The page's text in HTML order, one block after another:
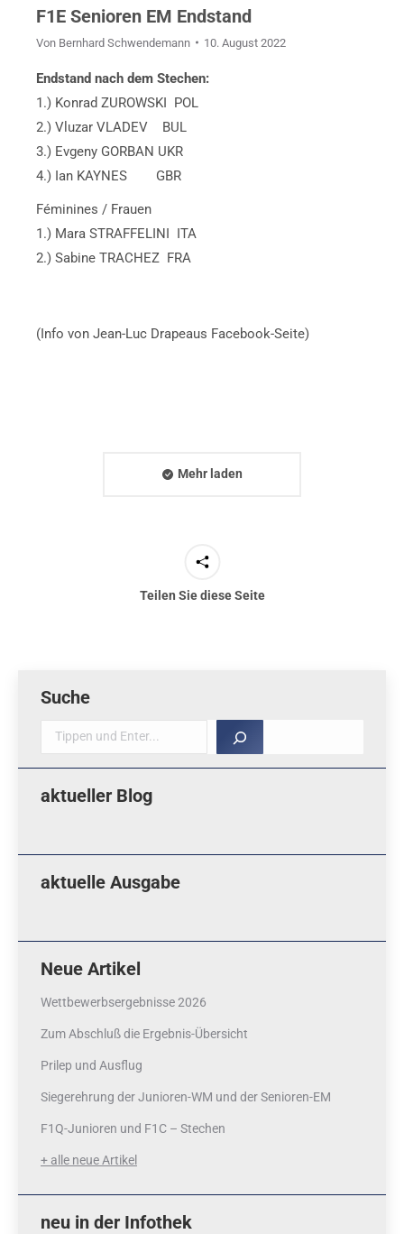
F1E Senioren EM Endstand
Von Bernhard Schwendemann 10. August 2022
Endstand nach dem Stechen:
1.) Konrad ZUROWSKI POL
2.) Vluzar VLADEV BUL
3.) Evgeny GORBAN UKR
4.) Ian KAYNES GBR
Féminines / Frauen
1.) Mara STRAFFELINI ITA
2.) Sabine TRACHEZ FRA
(Info von Jean-Luc Drapeaus Facebook-Seite)
Mehr laden
Teilen Sie diese Seite
Suche
Suche
aktueller Blog
aktuelle Ausgabe
Neue Artikel
Wettbewerbsergebnisse 2026
Zum Abschluß die Ergebnis-Übersicht
Prilep und Ausflug
Siegerehrung der Junioren-WM und der Senioren-EM
F1Q-Junioren und F1C – Stechen
+ alle neue Artikel
neu in der Infothek